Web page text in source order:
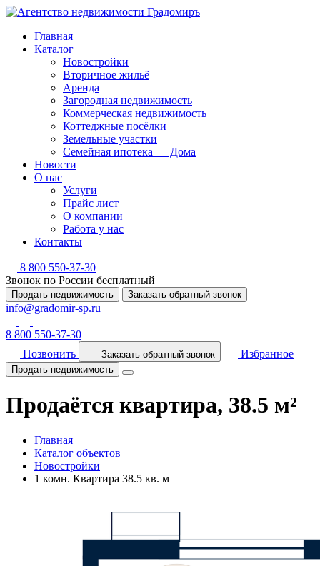
Главная
Каталог
Новостройки
Вторичное жильё
Аренда
Загородная недвижимость
Коммерческая недвижимость
Коттеджные посёлки
Земельные участки
Семейная ипотека — Дома
Новости
О нас
Услуги
Прайс лист
О компании
Работа у нас
Контакты
8 800 550-37-30
Звонок по России бесплатный
Продать недвижимость Заказать обратный звонок
info@gradomir-sp.ru
8 800 550-37-30
Позвонить
Заказать обратный звонок Избранное
Продать недвижимость
Продаётся квартира, 38.5 м²
Главная
Каталог объектов
Новостройки
1 комн. Квартира 38.5 кв. м